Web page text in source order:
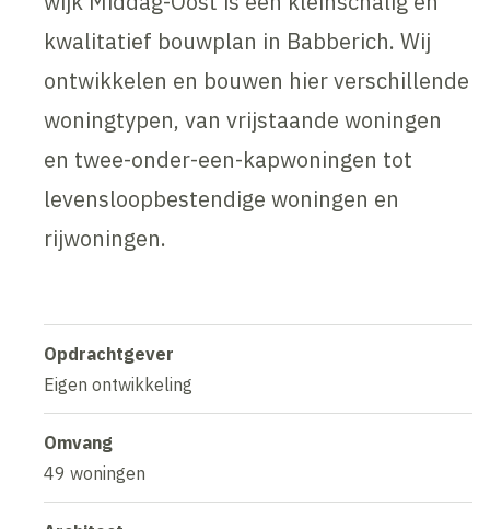
kwalitatief bouwplan in Babberich. Wij
ontwikkelen en bouwen hier verschillende
woningtypen, van vrijstaande woningen
en twee-onder-een-kapwoningen tot
levensloopbestendige woningen en
rijwoningen.
Opdrachtgever
Eigen ontwikkeling
Omvang
49 woningen